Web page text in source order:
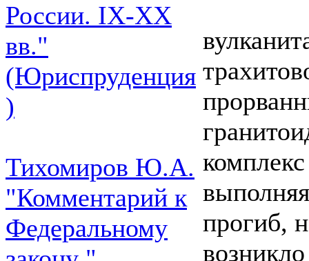
России. IХ-ХХ
вв."
(Юриспруденция
)
Тихомиров Ю.А.
"Комментарий к
Федеральному
прогиб,